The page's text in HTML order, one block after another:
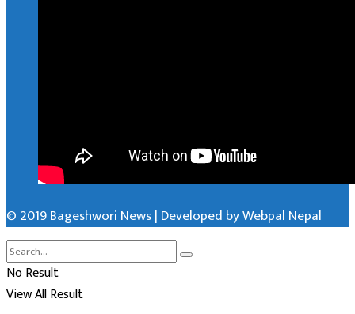
© 2019 Bageshwori News | Developed byWebpal Nepal
No Result
View All Result